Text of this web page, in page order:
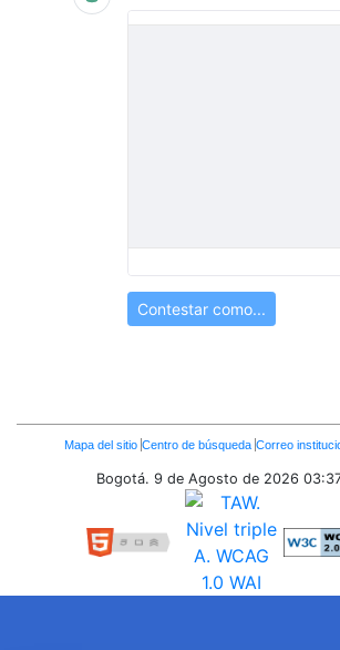
Contestar como...
Enlaces
Inferiores
Mapa del sitio Centro de búsqueda Correo
Bogotá. 9 de Agosto de 2026